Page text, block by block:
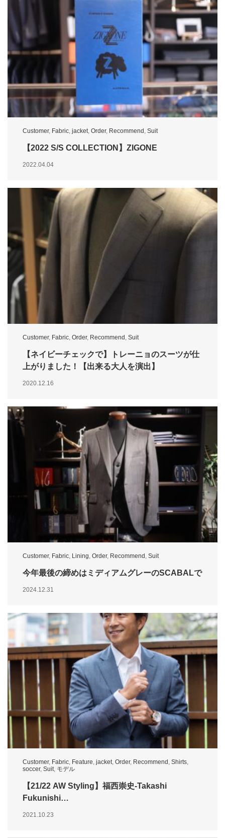
Customer, Fabric, jacket, Order, Recommend , Suit
【2022 S/S COLLECTION】ZIGONE
2022.04.04
Customer, Fabric, Order, Recommend, Suit
【ネイビーチェックで】トレーニョのスーツが仕
上がりました！【出来る大人を演出】
2020.12.16
Customer, Fabric Lining Order, Recommend Suit
今年最後の締めはミディアムグレーのSCABALで
2024.12.31
Customer, Fabric, Feature, jacket, Order, Recommend , Shirts,
soccer, Suit, モデル
【21/22 AW Styling】福西崇史-Takashi
Fukunishi…
2021.10.23